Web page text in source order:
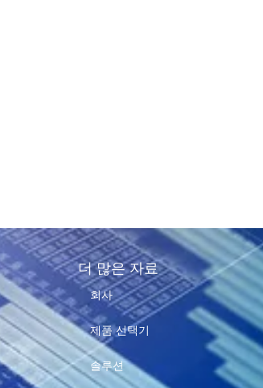
더 많은 자료
회사
제품 선택기
솔루션